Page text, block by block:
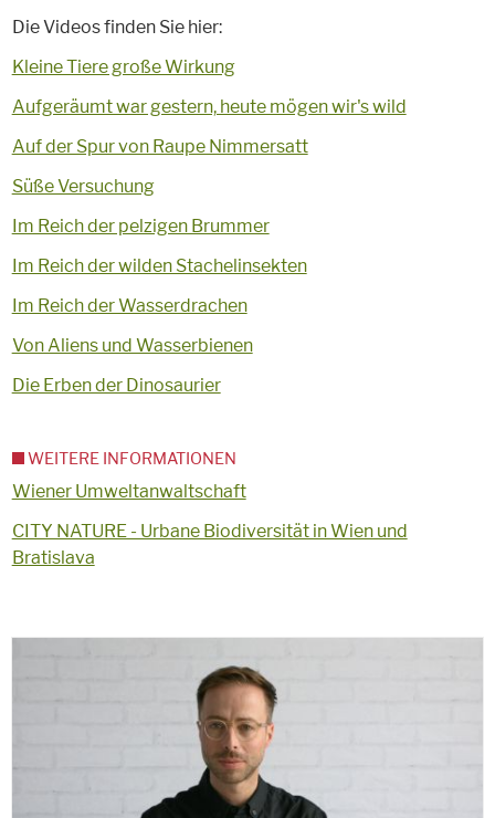
Die Videos finden Sie hier:
Kleine Tiere große Wirkung
Aufgeräumt war gestern, heute mögen wir's wild
Auf der Spur von Raupe Nimmersatt
Süße Versuchung
Im Reich der pelzigen Brummer
Im Reich der wilden Stachelinsekten
Im Reich der Wasserdrachen
Von Aliens und Wasserbienen
Die Erben der Dinosaurier
WEITERE INFORMATIONEN
Wiener Umweltanwaltschaft
CITY NATURE - Urbane Biodiversität in Wien und
Bratislava